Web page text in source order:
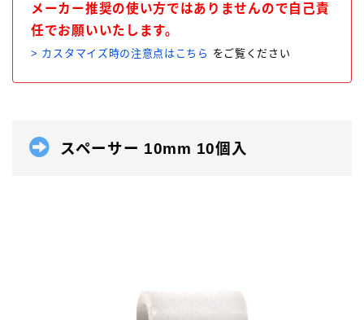
メーカー推奨の使い方ではありませんので自己責
任でお願いいたします。
> カスタマイズ時の注意点はこちら をご覧ください
スペーサー 10mm 10個入